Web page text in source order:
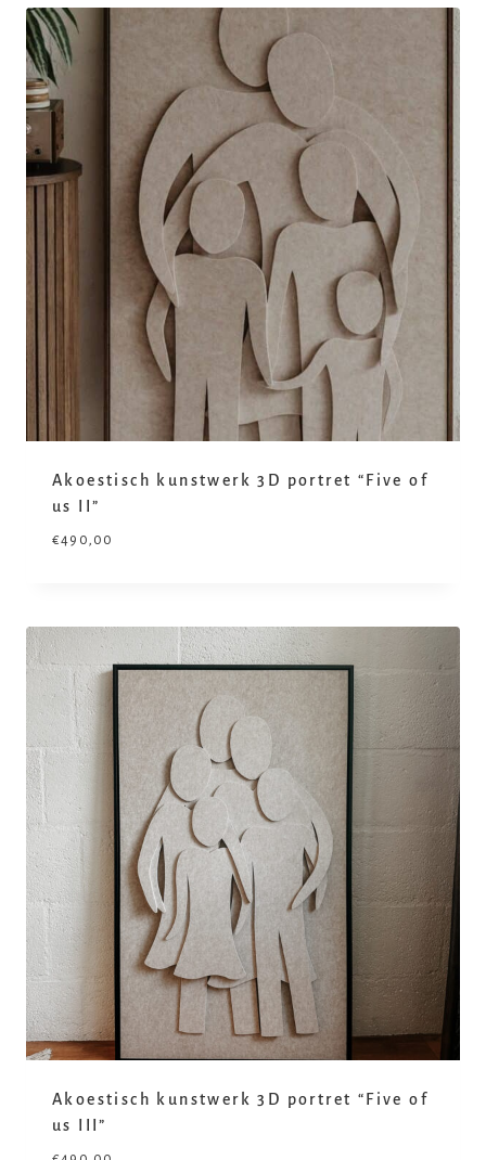
Akoestisch kunstwerk 3D portret “Five of
us II”
€490,00
Akoestisch kunstwerk 3D portret “Five of
us III”